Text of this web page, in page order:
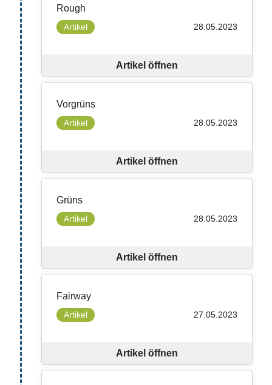
Rough
Artikel 28.05.2023
Artikel öffnen
Vorgrüns
Artikel 28.05.2023
Artikel öffnen
Grüns
Artikel 28.05.2023
Artikel öffnen
Fairway
Artikel 27.05.2023
Artikel öffnen